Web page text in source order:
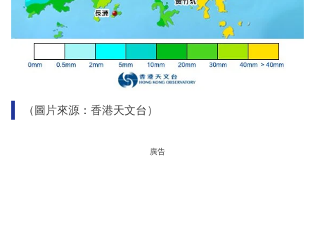
（圖片來源：香港天文台）
廣告